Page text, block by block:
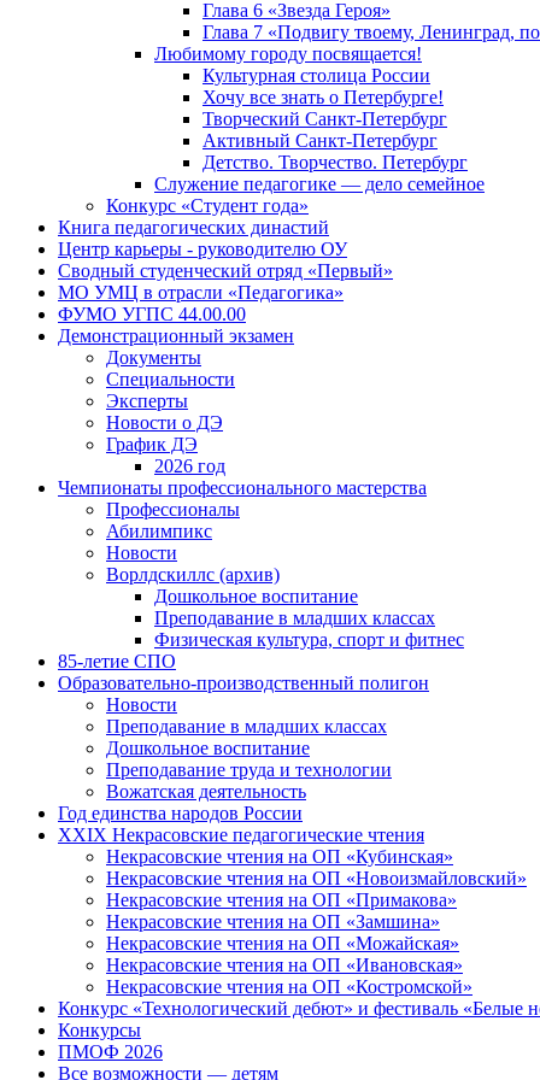
Глава 6 «Звезда Героя»
Глава 7 «Подвигу твоему, Ленинград,
Любимому городу посвящается!
Культурная столица России
Хочу все знать о Петербурге!
Творческий Санкт-Петербург
Активный Санкт-Петербург
Детство. Творчество. Петербург
Служение педагогике — дело семейное
Конкурс «Студент года»
Книга педагогических династий
Центр карьеры - руководителю ОУ
Сводный студенческий отряд «Первый»
МО УМЦ в отрасли «Педагогика»
ФУМО УГПС 44.00.00
Демонстрационный экзамен
Документы
Специальности
Эксперты
Новости о ДЭ
График ДЭ
2026 год
Чемпионаты профессионального мастерства
Профессионалы
Абилимпикс
Новости
Ворлдскиллс (архив)
Дошкольное воспитание
Преподавание в младших классах
Физическая культура, спорт и фитнес
85-летие СПО
Образовательно-производственный полигон
Новости
Преподавание в младших классах
Дошкольное воспитание
Преподавание труда и технологии
Вожатская деятельность
Год единства народов России
XXIX Некрасовские педагогические чтения
Некрасовские чтения на ОП «Кубинская»
Некрасовские чтения на ОП «Новоизмайловский»
Некрасовские чтения на ОП «Примакова»
Некрасовские чтения на ОП «Замшина»
Некрасовские чтения на ОП «Можайская»
Некрасовские чтения на ОП «Ивановская»
Некрасовские чтения на ОП «Костромской»
Конкурс «Технологический дебют» и фестиваль «Белые
Конкурсы
ПМОФ 2026
Все возможности — детям